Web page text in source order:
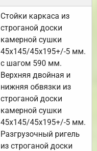
Стойки каркаса из
строганой доски
камерной сушки
45х145/45х195+/-5 мм.
с шагом 590 мм.
Верхняя двойная и
нижняя обвязки из
строганой доски
камерной сушки
45х145/45х195+/-5 мм.
Разгрузочный ригель
из строганой доски